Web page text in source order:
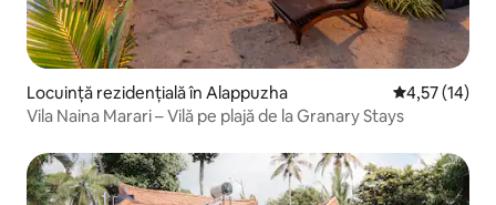
Locuință rezidențială în Alappuzha Scor mediu
4,57 (14)
Vila Naina Marari – Vilă pe plajă de la Granary Stays